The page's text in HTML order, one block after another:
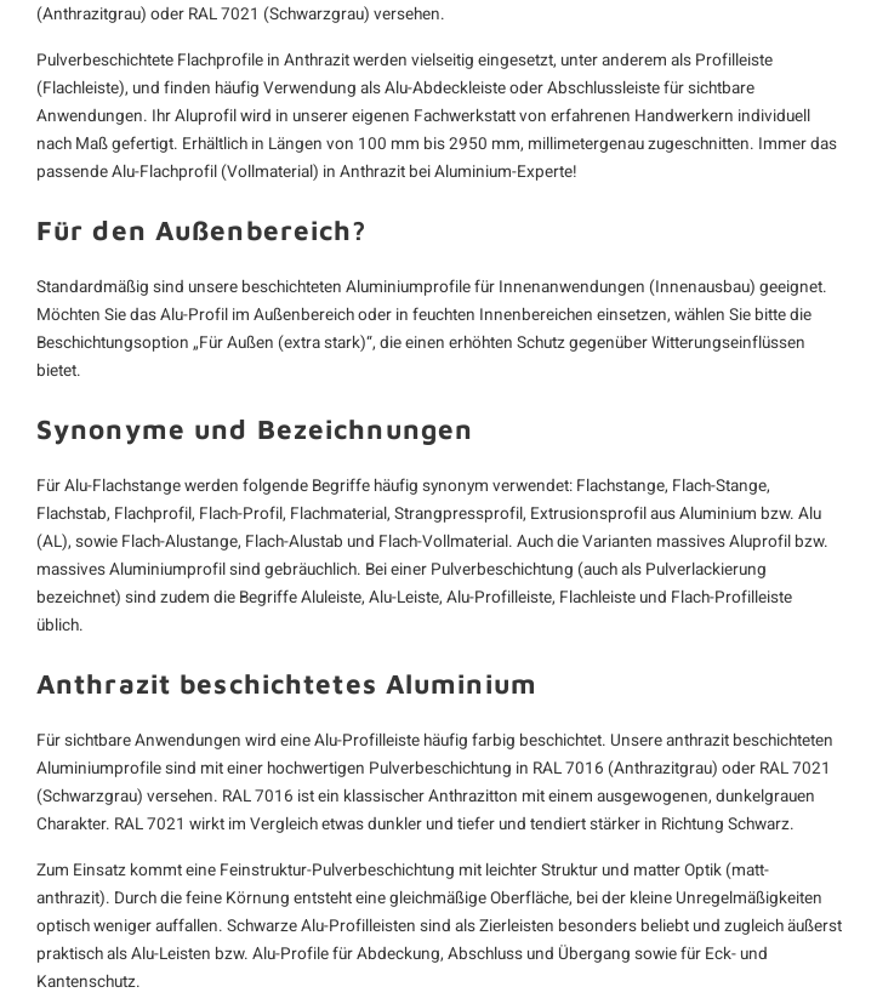
(Anthrazitgrau) oder RAL 7021 (Schwarzgrau) versehen.
Pulverbeschichtete Flachprofile in Anthrazit werden vielseitig eingesetzt, unter anderem als Profilleiste
(Flachleiste), und finden häufig Verwendung alsAlu-Abdeckleisteoder Abschlussleiste für sichtbare
Anwendungen. Ihr Aluprofil wird in unserer eigenen Fachwerkstatt von erfahrenen Handwerkern individuell
nach Maß gefertigt. Erhältlich in Längen von 100 mm bis 2950 mm, millimetergenau zugeschnitten. Immer das
passende Alu-Flachprofil (Vollmaterial) in Anthrazit bei Aluminium-Experte!
Für den Außenbereich?
Standardmäßig sind unsere beschichteten Aluminiumprofile für Innenanwendungen (Innenausbau) geeignet.
Möchten Sie das Alu-Profil im Außenbereich oder in feuchten Innenbereichen einsetzen, wählen Sie bitte die
Beschichtungsoption „Für Außen (extra stark)“, die einen erhöhten Schutz gegenüber Witterungseinflüssen
bietet.
Synonyme und Bezeichnungen
Für Alu-Flachstange werden folgende Begriffe häufig synonym verwendet: Flachstange, Flach-Stange,
Flachstab, Flachprofil, Flach-Profil, Flachmaterial, Strangpressprofil, Extrusionsprofil aus Aluminium bzw. Alu
(AL), sowie Flach-Alustange, Flach-Alustab und Flach-Vollmaterial. Auch die Varianten massives Aluprofil bzw.
massives Aluminiumprofil sind gebräuchlich. Bei einer Pulverbeschichtung (auch als Pulverlackierung
bezeichnet) sind zudem die Begriffe Aluleiste, Alu-Leiste, Alu-Profilleiste, Flachleiste und Flach-Profilleiste
üblich.
Anthrazit beschichtetes Aluminium
Für sichtbare Anwendungen wird eine Alu-Profilleiste häufig farbig beschichtet. Unsere anthrazit beschichteten
Aluminiumprofile sind mit einer hochwertigen Pulverbeschichtung in RAL 7016 (Anthrazitgrau) oder RAL 7021
(Schwarzgrau) versehen. RAL 7016 ist ein klassischer Anthrazitton mit einem ausgewogenen, dunkelgrauen
Charakter. RAL 7021 wirkt im Vergleich etwas dunkler und tiefer und tendiert stärker in Richtung Schwarz.
Zum Einsatz kommt eine Feinstruktur-Pulverbeschichtung mit leichter Struktur und matter Optik (matt-
anthrazit). Durch die feine Körnung entsteht eine gleichmäßige Oberfläche, bei der kleine Unregelmäßigkeiten
optisch weniger auffallen. Schwarze Alu-Profilleisten sind als Zierleisten besonders beliebt und zugleich äußerst
praktisch als Alu-Leisten bzw. Alu-Profile für Abdeckung, Abschluss und Übergang sowie für Eck- und
Kantenschutz.